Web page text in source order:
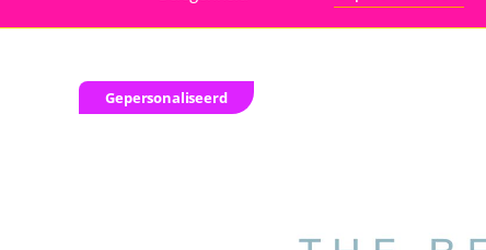
Gepersonaliseerd